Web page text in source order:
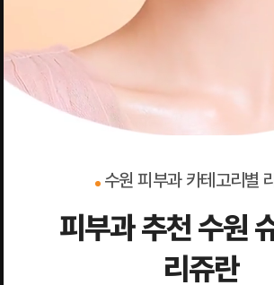
수원 피부과 카테고리별
피부과 추천 수원
리쥬란